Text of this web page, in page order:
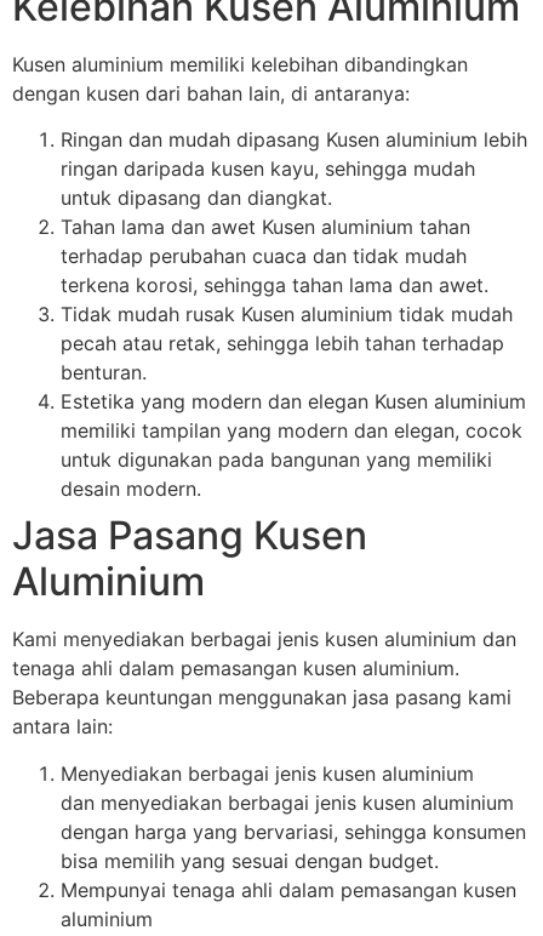
Kusen aluminium memiliki kelebihan dibandingkan
dengan kusen dari bahan lain, di antaranya:
Ringan dan mudah dipasang Kusen aluminium lebih
ringan daripada kusen kayu, sehingga mudah
untuk dipasang dan diangkat.
Tahan lama dan awet Kusen aluminium tahan
terhadap perubahan cuaca dan tidak mudah
terkena korosi, sehingga tahan lama dan awet.
Tidak mudah rusak Kusen aluminium tidak mudah
pecah atau retak, sehingga lebih tahan terhadap
benturan.
Estetika yang modern dan elegan Kusen aluminium
memiliki tampilan yang modern dan elegan, cocok
untuk digunakan pada bangunan yang memiliki
desain modern.
Jasa Pasang Kusen
Aluminium
Kami menyediakan berbagai jenis kusen aluminium dan
tenaga ahli dalam pemasangan kusen aluminium.
Beberapa keuntungan menggunakan jasa pasang kami
antara lain:
Menyediakan berbagai jenis kusen aluminium
dan menyediakan berbagai jenis kusen aluminium
dengan harga yang bervariasi, sehingga konsumen
bisa memilih yang sesuai dengan budget.
Mempunyai tenaga ahli dalam pemasangan kusen
aluminium